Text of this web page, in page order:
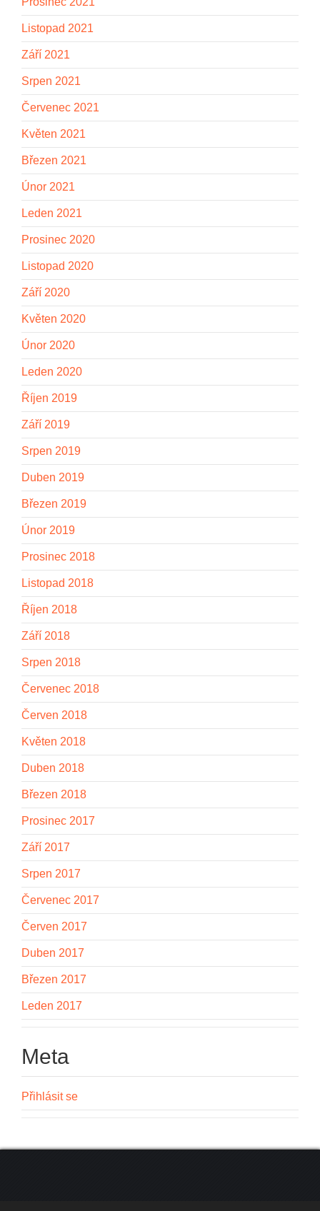
Listopad 2021
Září 2021
Srpen 2021
Červenec 2021
Květen 2021
Březen 2021
Únor 2021
Leden 2021
Prosinec 2020
Listopad 2020
Září 2020
Květen 2020
Únor 2020
Leden 2020
Říjen 2019
Září 2019
Srpen 2019
Duben 2019
Březen 2019
Únor 2019
Prosinec 2018
Listopad 2018
Říjen 2018
Září 2018
Srpen 2018
Červenec 2018
Červen 2018
Květen 2018
Duben 2018
Březen 2018
Prosinec 2017
Září 2017
Srpen 2017
Červenec 2017
Červen 2017
Duben 2017
Březen 2017
Leden 2017
Meta
Přihlásit se